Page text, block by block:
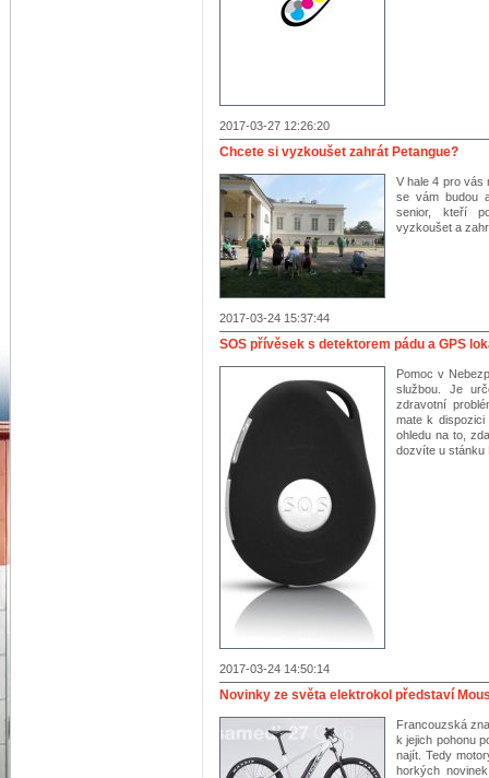
2017-03-27 12:26:20
Chcete si vyzkoušet zahrát Petangue?
V hale 4 pro vás
se vám budou
senior, kteří
vyzkoušet a
2017-03-24 15:37:44
SOS přívěsek s detektorem pádu a GPS
Pomoc v
službou. Je
zdravotní
mate k
ohledu na to,
dozvíte u stánku
2017-03-24 14:50:14
Novinky ze světa elektrokol představí
Francouzská
k jejich pohonu
najít. Tedy
horkých